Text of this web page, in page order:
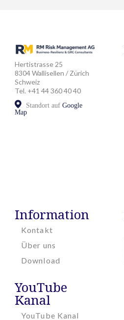
Hertistrasse 25
8304 Wallisellen / Zürich
Schweiz
Tel. +41 44 360 40 40
Standort auf Google
Map
Information
Kontakt
Über uns
Download
YouTube
Kanal
YouTube Kanal